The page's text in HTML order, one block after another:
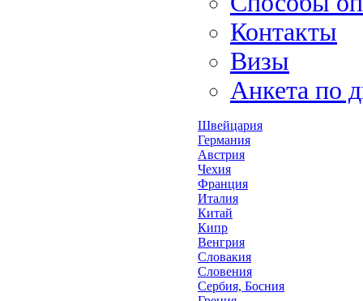
Контакты
Визы
Анкета по
Швейцария
Германия
Австрия
Чехия
Франция
Италия
Китай
Кипр
Венгрия
Словакия
Словения
Сербия, Босния